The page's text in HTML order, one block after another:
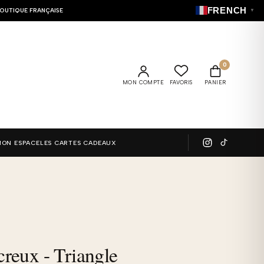
FRANÇAISE FRENCH ▼
- Triangle
MON COMPTE FAVORIS PANIER
0
ESPACELES CARTES CADEAUX